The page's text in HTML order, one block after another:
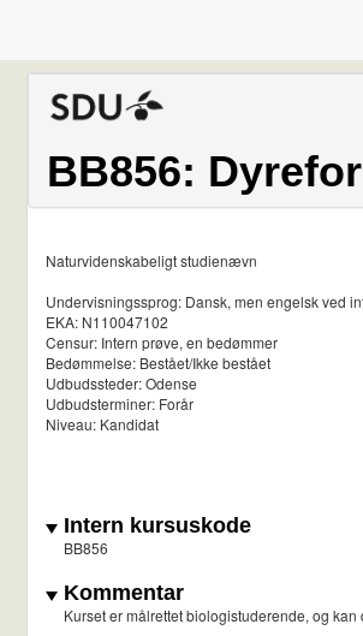
BB856:
Naturvidenskabeligt studienævn
Undervisningssprog: Dansk, men engelsk ved
EKA: N110047102
Censur: Intern prøve, en bedømmer
Bedømmelse: Bestået/Ikke bestået
Udbudssteder: Odense
Udbudsterminer: Forår
Niveau: Kandidat
Intern kursuskode
BB856
Kommentar
Kurset er målrettet biologistuderende, og